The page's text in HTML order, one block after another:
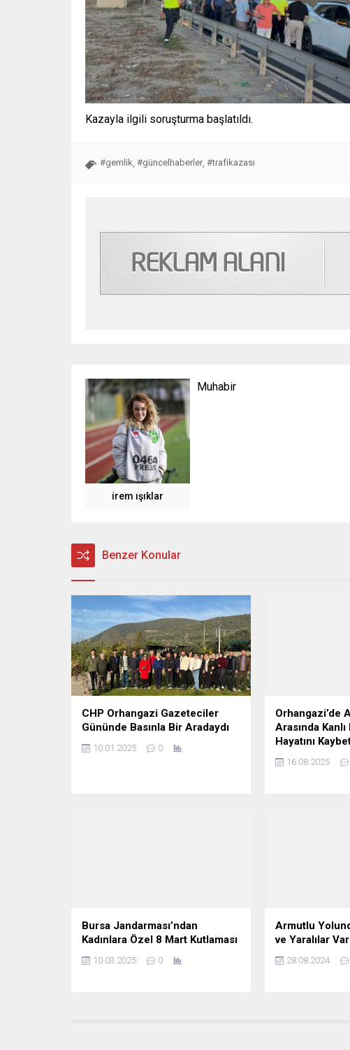
Kazayla ilgili soruşturma başlatıldı.
#gemlik #güncelhaberler #trafikazası
irem ışıklar
Muhabir
Benzer Konular
CHP Orhangazi Gazeteciler
Gününde Basınla Bir Aradaydı
10.01.2025 0
Orhangazi’de
Arasında
Hayatını
16.08.2025
Bursa Jandarması’ndan
Kadınlara Özel 8 Mart Kutlaması
10.03.2025 0
Armutlu
ve Yaralılar Var
28.08.2024